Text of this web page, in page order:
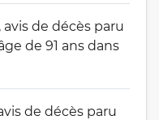
, avis de décès paru
de 91 ans dans
de décès paru